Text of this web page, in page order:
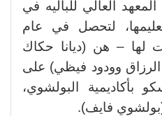
المعهد العالي للباليه في
لتحصل في عام
لها – هن (ديانا حكاك
الرزاق وودود فيظي) على
بأكاديمية البولشوي،
فايف).